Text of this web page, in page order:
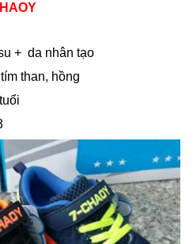
+ da nhân tạo
than, hồng